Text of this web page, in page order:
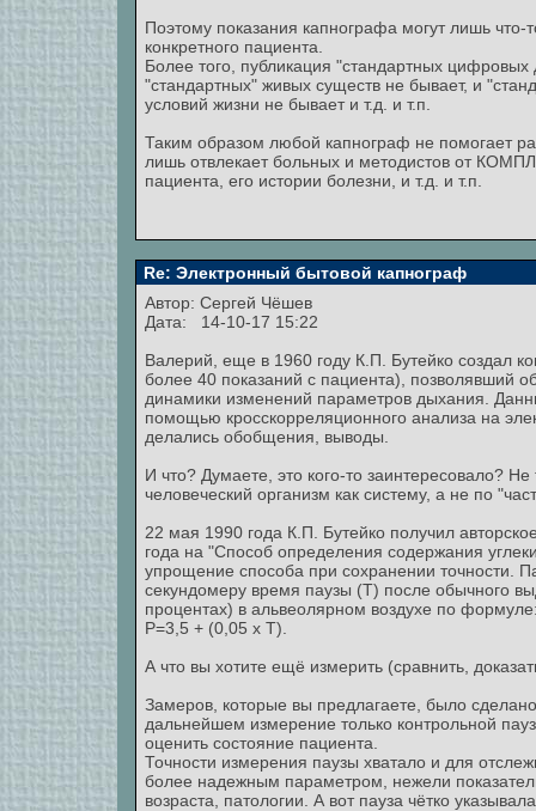
Поэтому показания капнографа могут лишь
конкретного пациента.
Более того, публикация "стандартных
"стандартных" живых существ не бывает, и
условий жизни не бывает и т.д. и т.п.
Таким образом любой капнограф не помогает
лишь отвлекает больных и методистов от
пациента, его истории болезни, и т.д. и т.п.
Re: Электронный бытовой капнограф
Автор: Сергей Чёшев
Дата: 14-10-17 15:22
Валерий, еще в 1960 году К.П. Бутейко создал
более 40 показаний с пациента), позволявший
динамики изменений параметров дыхания.
помощью кросскорреляционного анализа на
делались обобщения, выводы.
И что? Думаете, это кого-то заинтересовало?
человеческий организм как систему, а не по
22 мая 1990 года К.П. Бутейко получил
года на "Способ определения содержания
упрощение способа при сохранении точности.
секундомеру время паузы (Т) после обычного
процентах) в альвеолярном воздухе по
Р=3,5 + (0,05 х Т).
А что вы хотите ещё измерить (сравнить,
Замеров, которые вы предлагаете, было
дальнейшем измерение только контрольной
оценить состояние пациента.
Точности измерения паузы хватало и для
более надежным параметром, нежели
возраста, патологии. А вот пауза чётко